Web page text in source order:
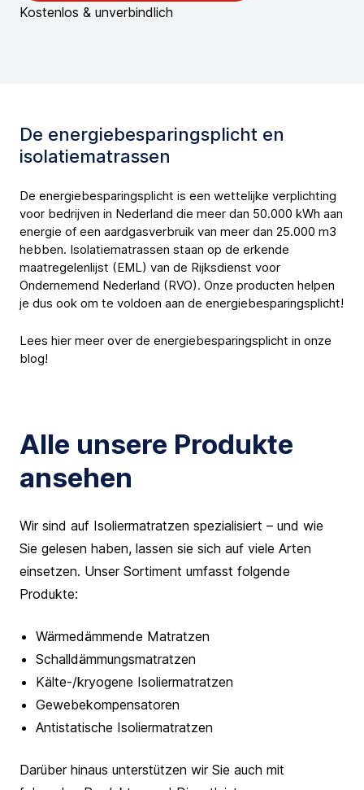
Kostenlos & unverbindlich
De energiebesparingsplicht en
isolatiematrassen
De energiebesparingsplicht is een wettelijke verplichting
voor bedrijven in Nederland die meer dan 50.000 kWh aan
energie of een aardgasverbruik van meer dan 25.000 m3
hebben. Isolatiematrassen staan op de erkende
maatregelenlijst (EML) van de Rijksdienst voor
Ondernemend Nederland (RVO). Onze producten helpen
je dus ook om te voldoen aan de energiebesparingsplicht!
Lees hier meer over de energiebesparingsplicht in onze
blog!
Alle unsere Produkte
ansehen
Wir sind auf Isoliermatratzen spezialisiert – und wie
Sie gelesen haben, lassen sie sich auf viele Arten
einsetzen. Unser Sortiment umfasst folgende
Produkte:
Wärmedämmende Matratzen
Schalldämmungsmatratzen
Kälte-/kryogene Isoliermatratzen
Gewebekompensatoren
Antistatische Isoliermatratzen
Darüber hinaus unterstützen wir Sie auch mit